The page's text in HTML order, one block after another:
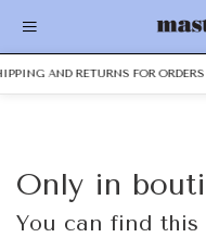
AND RETURNS FOR
Only in
You can find this